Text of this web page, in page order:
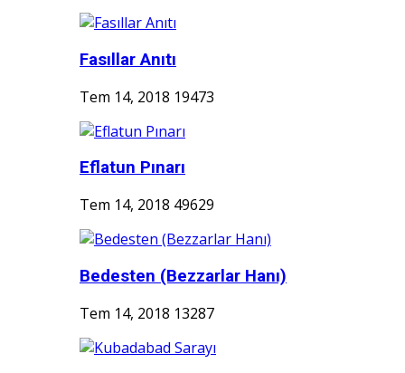
Fasıllar Anıtı
Tem 14, 2018 19473
Eflatun Pınarı
Tem 14, 2018 49629
Bedesten (Bezzarlar Hanı)
Tem 14, 2018 13287